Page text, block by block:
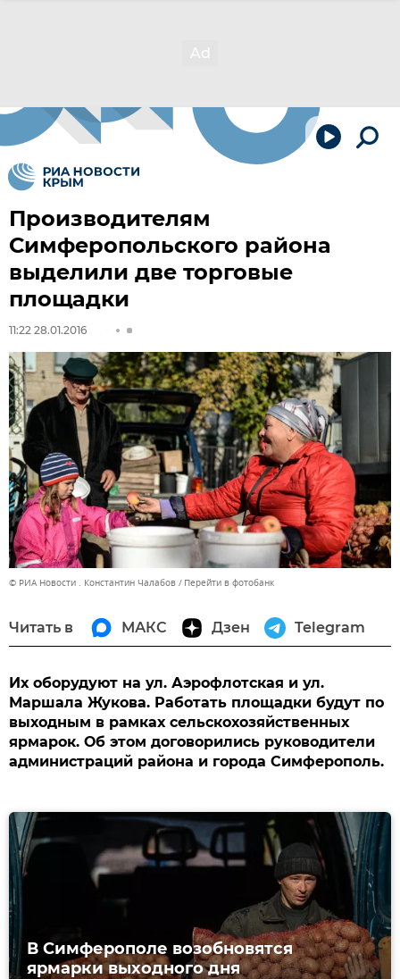
Производителям
Симферопольского района
выделили две торговые
площадки
11:22 28.01.2016
© РИА Новости . Константин Чалабов Перейти в фотобанк
Читать в МАКС Дзен Telegram
Их оборудуют на ул. Аэрофлотская и ул.
Маршала Жукова. Работать площадки будут по
выходным в рамках сельскохозяйственных
ярмарок. Об этом договорились руководители
администраций района и города Симферополь.
В Симферополе возобновятся
ярмарки выходного дня